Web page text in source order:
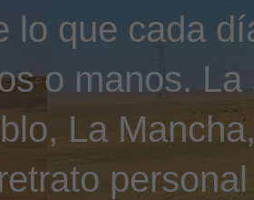
lo que cada
o manos.
La